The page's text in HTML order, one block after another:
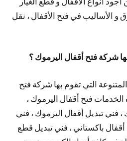
و الأساليب في فتح الأقفال ، نقل
شركة فتح أقفال اليرموك ؟
التي تقوم بها شركة فتح
فتح أقفال اليرموك ،
فني تبديل أقفال اليرموك ، فني
باكستاني ، فني تبديل قطع